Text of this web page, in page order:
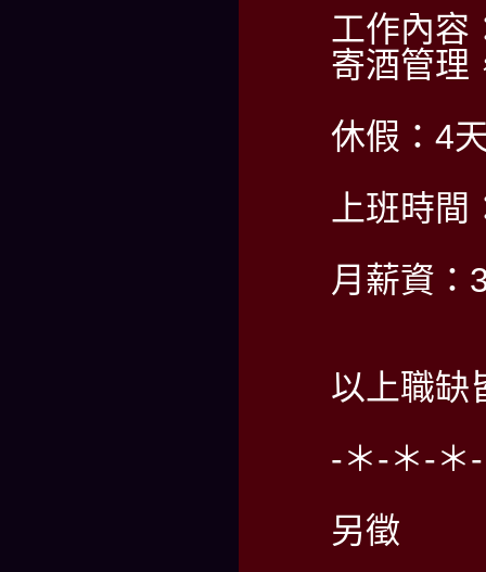
工作內容
寄酒管理
休假：4
上班時
月薪資：
以上職缺
-＊-＊-＊
另徵